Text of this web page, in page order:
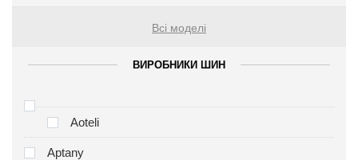
Всі моделі
ВИРОБНИКИ ШИН
Aoteli
Aptany